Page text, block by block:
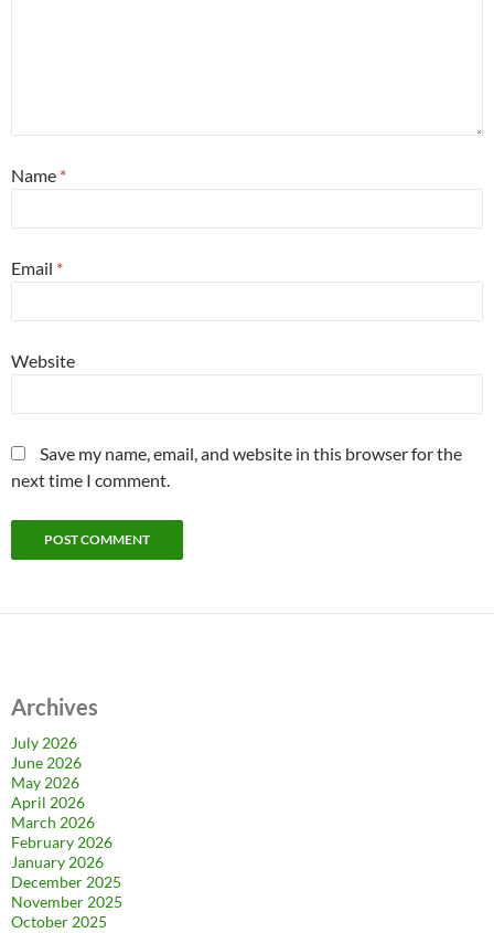
Name *
Email *
Website
Save my name, email, and website in this browser for the
next time I comment.
Archives
July 2026
June 2026
May 2026
April 2026
March 2026
February 2026
January 2026
December 2025
November 2025
October 2025